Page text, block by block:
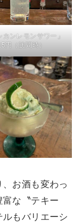
カンレモンサワー」
円（訪問時）
お酒も変わっ
な〝テキー
もバリエーシ